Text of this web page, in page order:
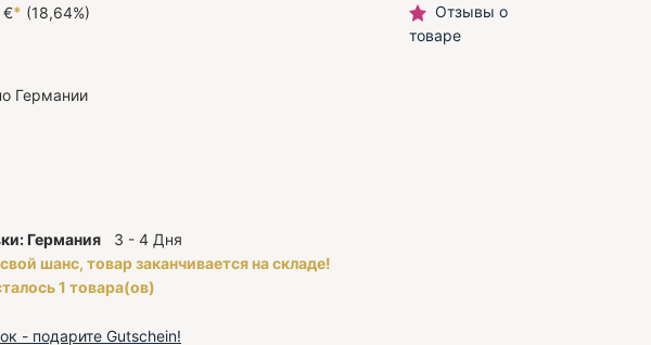
€* (18,64%)
Германии
Германия 3 - 4 Дня
шанс, товар заканчивается на складе!
1 товара(ов)
- подарите Gutschein!
Отзывы о
товаре